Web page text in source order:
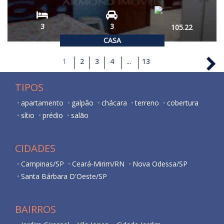
CASA
3 3 105.22
1 2 3 4 ... 13
TIPOS
apartamento galpão chácara terreno
cobertura
sítio
prédio salão
CIDADES
Campinas/SP Ceará-Mirim/RN
Nova Odessa/SP
Santa Bárbara D'Oeste/SP
BAIRROS